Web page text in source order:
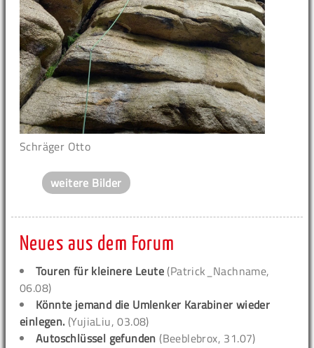
Schräger Otto
weitere Bilder
Neues aus dem Forum
Touren für kleinere Leute (Patrick_Nachname,
06.08)
Könnte jemand die Umlenker Karabiner wieder
einlegen. (YujiaLiu, 03.08)
Autoschlüssel gefunden (Beeblebrox, 31.07)